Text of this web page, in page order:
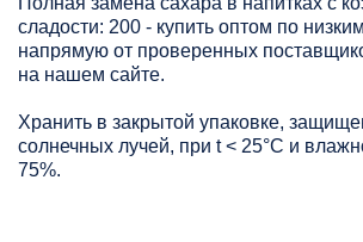
сладости: 200 - купить оптом по
напрямую от проверенных
на нашем сайте.
Хранить в закрытой упаковке,
солнечных лучей, при t < 25°С и
75%.